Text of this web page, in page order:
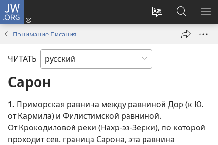
JW.ORG
Изменить
Войти
(открывается
окне)
Поиск
по
jw.org
Понимание Писания
ЧИТАТЬ
Сарон
1. Приморская равнина между равниной Дор (к Ю.
от Кармила) и Филистимской равниной.
От Крокодиловой реки (Нахр-эз-Зерки), по которой
проходит сев. граница Сарона, эта равнина